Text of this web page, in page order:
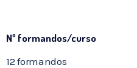
Nº formandos/curso
12 formandos